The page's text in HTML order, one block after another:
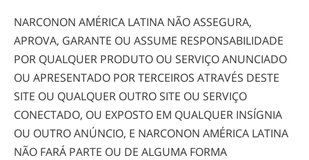
NARCONON AMÉRICA LATINA NÃO ASSEGURA,
APROVA, GARANTE OU ASSUME RESPONSABILIDADE
POR QUALQUER PRODUTO OU SERVIÇO ANUNCIADO
OU APRESENTADO POR TERCEIROS ATRAVÉS DESTE
SITE OU QUALQUER OUTRO SITE OU SERVIÇO
CONECTADO, OU EXPOSTO EM QUALQUER INSÍGNIA
OU OUTRO ANÚNCIO, E NARCONON AMÉRICA LATINA
NÃO FARÁ PARTE OU DE ALGUMA FORMA